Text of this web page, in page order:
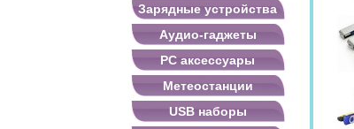
Зарядные устройства
Аудио-гаджеты
PC аксессуары
Метеостанции
USB наборы